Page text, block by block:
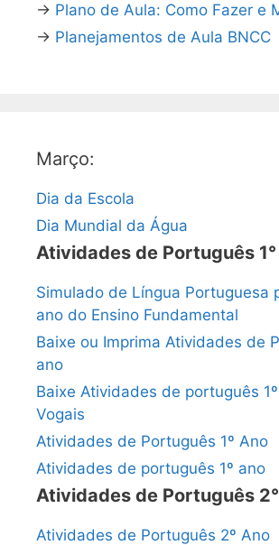
→ Plano de Aula: Como Fazer e
→ Planejamentos de Aula BNCC
Março:
Dia da Escola
Dia Mundial da Água
Atividades de Português
Simulado de Língua Portuguesa
ano do Ensino Fundamental
Baixe ou Imprima Atividades de
ano
Baixe Atividades de português
Vogais
Atividades de Português 1º Ano
Atividades de português 1º ano
Atividades de Português
Atividades de Português 2º Ano